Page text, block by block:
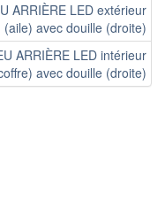
ARRIÈRE LED extérieur
(aile) avec douille (droite)
ARRIÈRE LED intérieur
avec douille (droite)